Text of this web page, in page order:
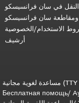
النقل في سان فرانسيسكو
ومقاطعة سان فرانسيسكو
الاستخدام/الخصوصية
أرشيف
311 (خارج SF 415.701.2311؛ TTY 415.701.2323) مساعدة لغوية مجانية
/
Бесплатная помощь